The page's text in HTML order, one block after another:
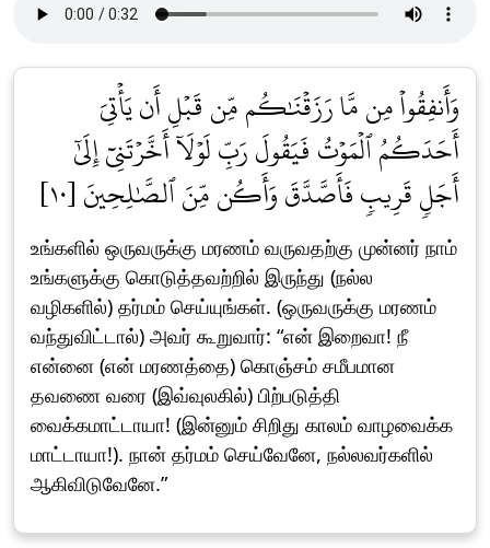
وَأَنفِقُواْ مِن مَّا رَزَقۡنَٰكُم مِّن قَبۡلِ أَن يَأۡتِيَ
أَحَدَكُمُ ٱلۡمَوۡتُ فَيَقُولَ رَبِّ لَوۡلَآ أَخَّرۡتَنِيٓ إِلَىٰٓ
أَجَلٖ قَرِيبٖ فَأَصَّدَّقَ وَأَكُن مِّنَ ٱلصَّٰلِحِينَ [١٠]
உங்களில் ஒருவருக்கு மரணம் வருவதற்கு முன்னர் நாம்
உங்களுக்கு கொடுத்தவற்றில் இருந்து (நல்ல
வழிகளில்) தர்மம் செய்யுங்கள். (ஒருவருக்கு மரணம்
வந்துவிட்டால்) அவர் கூறுவார்: “என் இறைவா! நீ
என்னை (என் மரணத்தை) கொஞ்சம் சமீபமான
தவணை வரை (இவ்வுலகில்) பிற்படுத்தி
வைக்கமாட்டாயா! (இன்னும் சிறிது காலம் வாழவைக்க
மாட்டாயா!). நான் தர்மம் செய்வேனே, நல்லவர்களில்
ஆகிவிடுவேனே.”